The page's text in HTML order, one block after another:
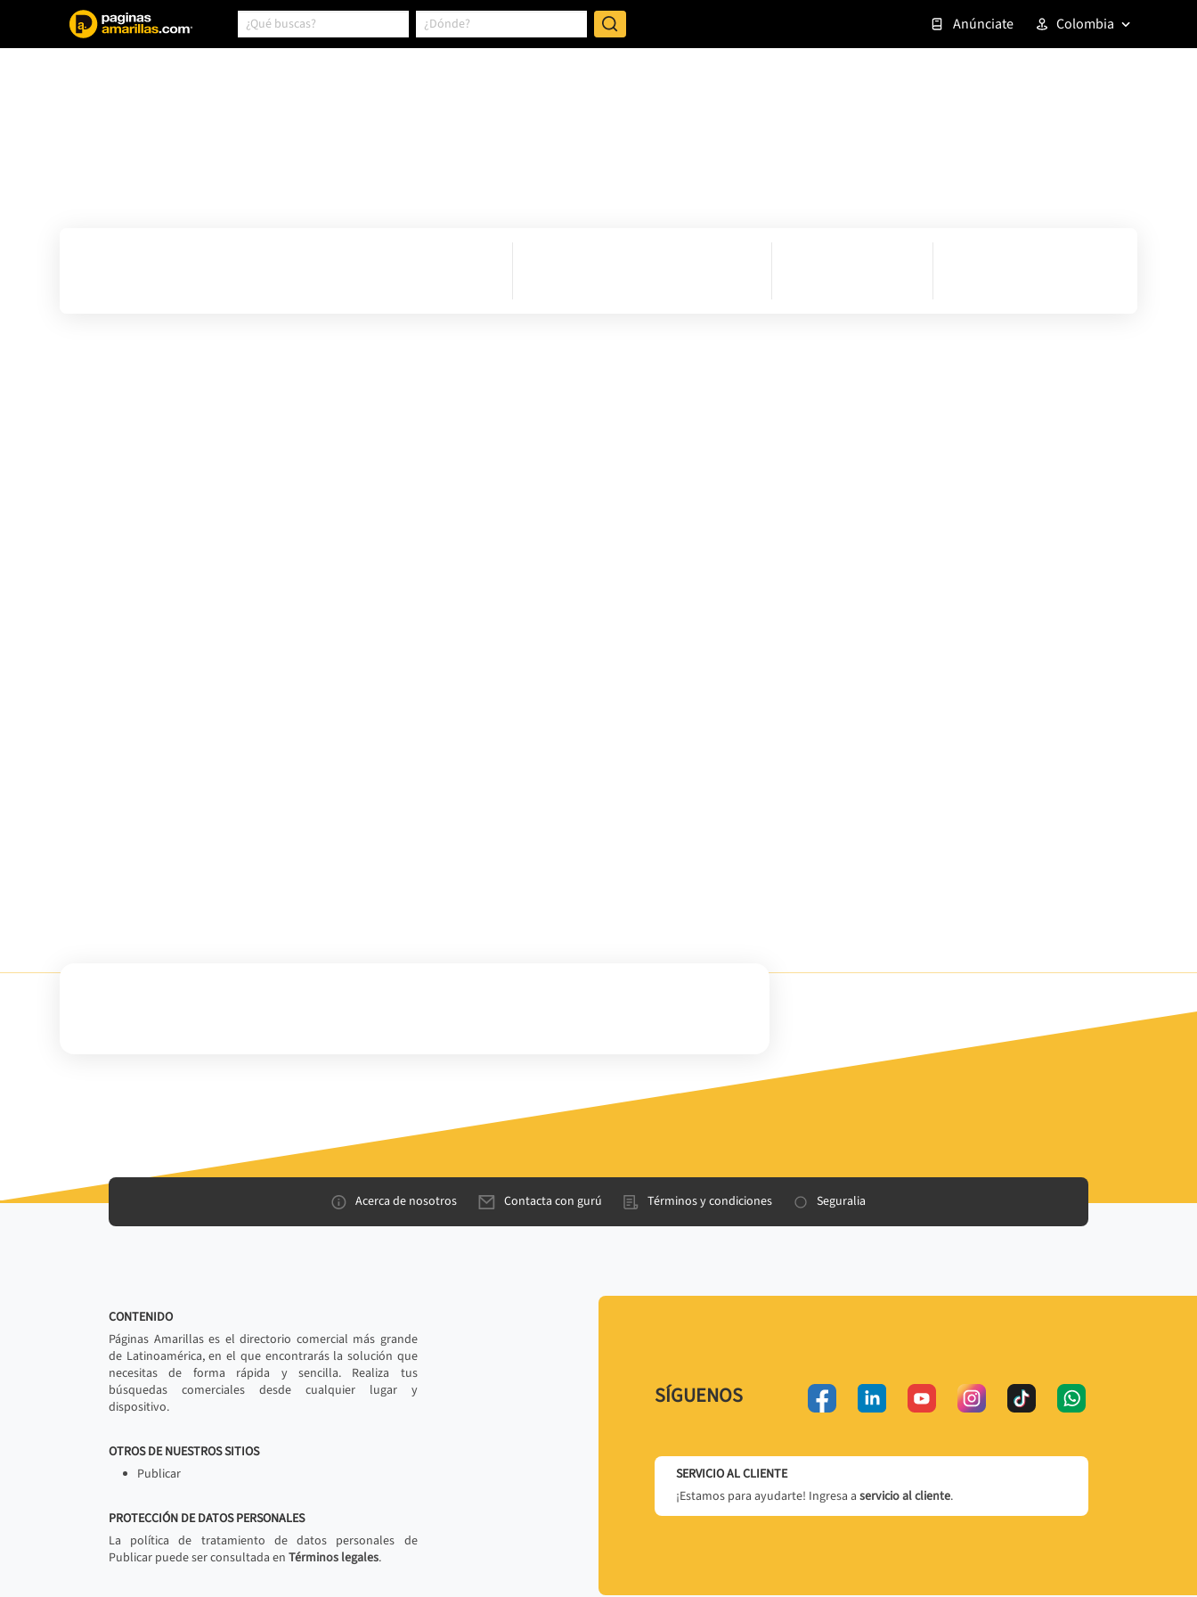
Anúnciate Colombia
Acerca de nosotros Contacta con gurú Términos y condiciones Seguralia
CONTENIDO
Páginas Amarillas es el directorio comercial más grande
de Latinoamérica, en el que encontrarás la solución que
necesitas de forma rápida y sencilla. Realiza tus
búsquedas comerciales desde cualquier lugar y
dispositivo.
OTROS DE NUESTROS SITIOS
Publicar
PROTECCIÓN DE DATOS PERSONALES
La política de tratamiento de datos personales de
Publicar puede ser consultada en Términos legales.
SÍGUENOS
SERVICIO AL CLIENTE
¡Estamos para ayudarte! Ingresa a servicio al cliente.